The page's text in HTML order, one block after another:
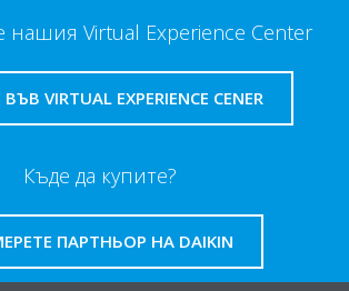
нашия Virtual Experience Center
VIRTUAL EXPERIENCE CENER
Къде да купите?
ПАРТНЬОР НА DAIKIN